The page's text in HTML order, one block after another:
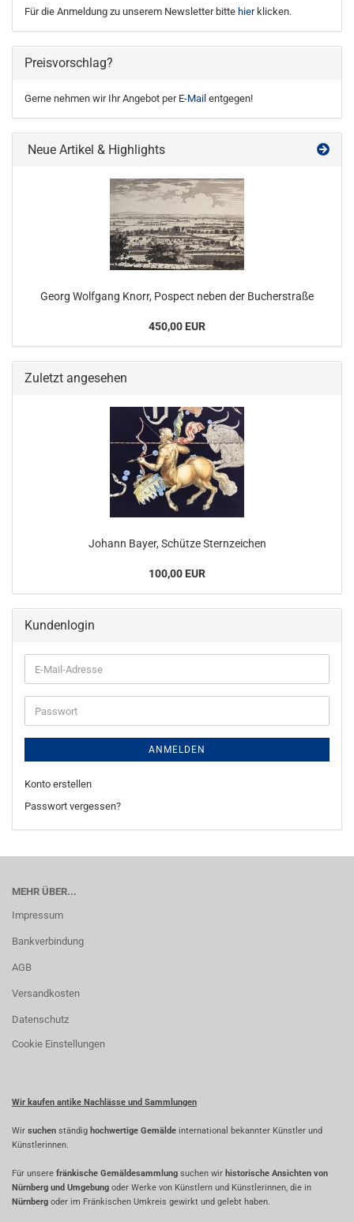
Für die Anmeldung zu unserem Newsletter bitte hierklicken.
Preisvorschlag?
Gerne nehmen wir Ihr Angebot per E-Mail entgegen!
Neue Artikel & Highlights
Georg Wolfgang Knorr, Pospect neben der Bucherstraße
450,00 EUR
Zuletzt angesehen
Johann Bayer, Schütze Sternzeichen
100,00 EUR
Kundenlogin
E-
Mail-
Adresse
Passwort
ANMELDEN
Konto erstellen
Passwort vergessen?
MEHR ÜBER...
Impressum
Bankverbindung
AGB
Versandkosten
Datenschutz
Cookie Einstellungen
Wir kaufen antike Nachlässe und Sammlungen
Wir suchen ständig hochwertige Gemälde international bekannter Künstler und
Künstlerinnen.
Für unsere fränkische Gemäldesammlung suchen wir historische Ansichten von
Nürnberg und Umgebung oder Werke von Künstlern und Künstlerinnen, die in
Nürnberg oder im Fränkischen Umkreis gewirkt und gelebt haben.